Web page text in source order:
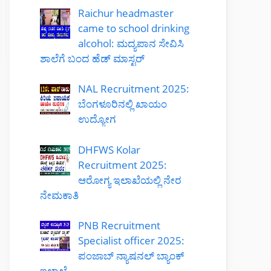
Raichur headmaster
came to school drinking
alcohol: ಮದ್ಯಪಾನ ಸೇವಿಸಿ
ಶಾಲೆಗೆ ಬಂದ ಹೆಡ್ ಮಾಸ್ಟರ್
NAL Recruitment 2025:
ಬೆಂಗಳೂರಿನಲ್ಲಿ ಖಾಯಂ
ಉದ್ಯೋಗ
DHFWS Kolar
Recruitment 2025:
ಆರೋಗ್ಯ ಇಲಾಖೆಯಲ್ಲಿ ನೇರ
ನೇಮಕಾತಿ
PNB Recruitment
Specialist officer 2025:
ಪಂಜಾಬ್ ನ್ಯಾಷನಲ್ ಬ್ಯಾಂಕ್